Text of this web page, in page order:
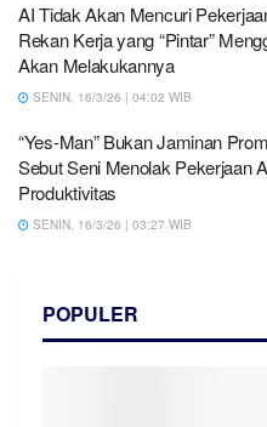
AI Tidak Akan Mencuri
Rekan Kerja yang “Pintar”
Akan Melakukannya
SENIN, 16/3/26 | 04:02 WIB
“Yes-Man” Bukan Jaminan
Sebut Seni Menolak Pekerjaan
Produktivitas
SENIN, 16/3/26 | 03:27 WIB
POPULER